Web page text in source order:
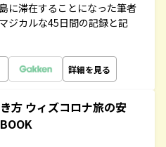
に滞在することになった筆者
ジカルな45日間の記録と記
詳細を見る
方 ウィズコロナ旅の安